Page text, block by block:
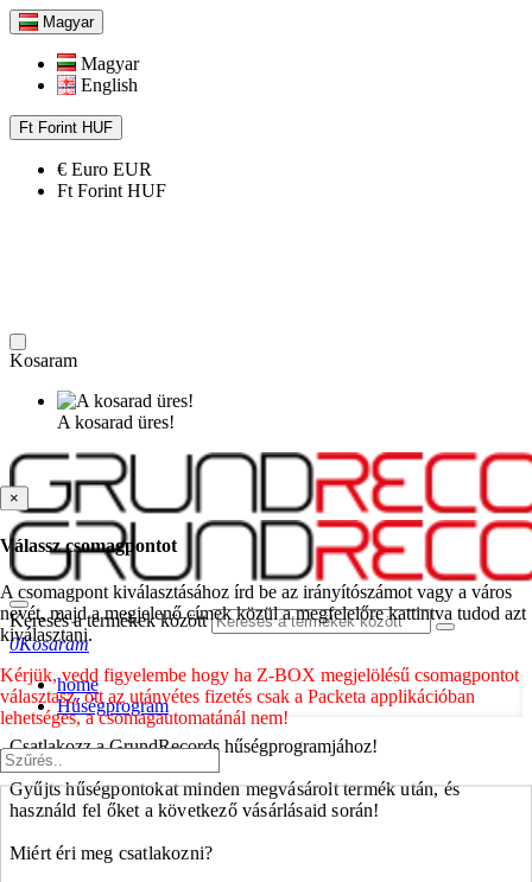
Magyar
Magyar
English
Ft Forint HUF
€ Euro EUR
Ft Forint HUF
Kosaram
A kosarad üres!
Keresés a termékek között
0Kosaram
home
Hűségprogram
Csatlakozz a GrundRecords hűségprogramjához!
Gyűjts hűségpontokat minden megvásárolt termék után, és
használd fel őket a következő vásárlásaid során!
Miért éri meg csatlakozni?
×
Válassz csomagpontot
A csomagpont kiválasztásához írd be az irányítószámot vagy a város
nevét, majd a megjelenő címek közül a megfelelőre kattintva tudod azt
kiválasztani.
Kérjük, vedd figyelembe hogy ha Z-BOX megjelölésű csomagpontot
választasz, ott az utánvétes fizetés csak a Packeta applikációban
lehetséges, a csomagautomatánál nem!